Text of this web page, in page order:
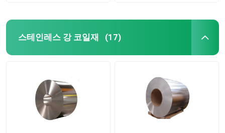
동영상
우리에 대하여
스테인레스 강 코일재 (17)